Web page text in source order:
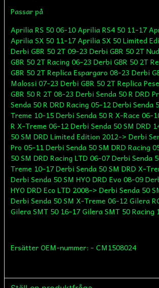
Passar på
Aprilia RS 50 06-10 Aprilia RS4 50 11-17
Aprilia SX 50 11-17 Aprilia SX 50 Limited
Derbi GBR 50 2T 09-23 Derbi GBR 50 2T
GBR 50 2T Racing 06-23 Derbi GBR 50 2T
GBR 50 2T Replica Espargaro 08-23 Derbi
Malossi 07-23 Derbi GBR 50 2T Replica
GBR 50 R 2T 08-23 Derbi Senda 50 R DRD
Senda 50 R DRD Racing 05-12 Derbi Senda
Treme 10-15 Derbi Senda 50 R X-Race 06-
R X-Treme 06-12 Derbi Senda 50 SM DRD
50 SM DRD Limited Edition 2012-> Derbi
Pro 05-11 Derbi Senda 50 SM DRD Racing
50 SM DRD Racing LTD 06-07 Derbi Senda
Treme 10-17 Derbi Senda 50 SM DRD X-
Derbi Senda 50 SM HYO DRD Evo 08-09
HYO DRD Eco LTD 2008-> Derbi Senda 50
Derbi Senda 50 SM X-Treme 06-12 Gilera
Gilera SMT 50 16-17 Gilera SMT 50 Racing
Ersätter OEM-nummer: - CM1508024